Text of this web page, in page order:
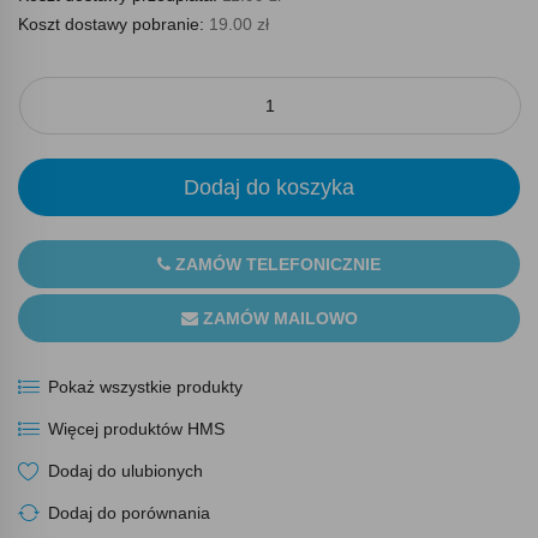
Koszt dostawy pobranie: 19.00 zł
Dodaj do koszyka
ZAMÓW TELEFONICZNIE
ZAMÓW MAILOWO
Pokaż wszystkie produkty
Więcej produktów HMS
Dodaj do ulubionych
Dodaj do porównania